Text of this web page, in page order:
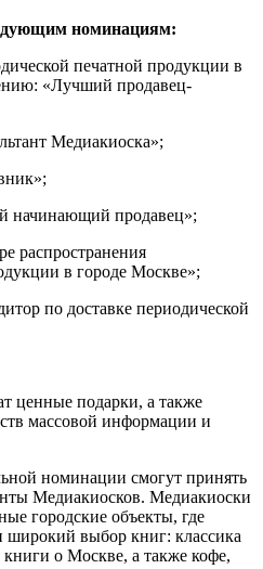
номинациям:
печатной продукции в
«Лучший продавец-
Медиакиоска»;
начинающий продавец»;
распространения
в городе Москве»;
по доставке периодической
ценные подарки, а также
массовой информации и
номинации смогут принять
Медиакиосков. Медиакиоски
городские объекты, где
широкий выбор книг: классика
о Москве, а также кофе,